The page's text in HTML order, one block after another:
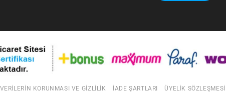
KORUNMASI VE GIZLILIK İADE ŞARTLARI ÜYELIK SÖZLEŞMESI